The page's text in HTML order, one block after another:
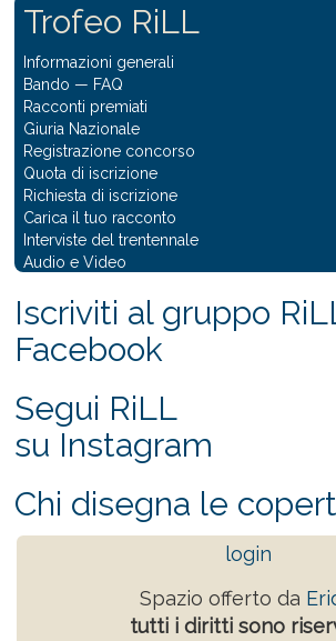
Trofeo RiLL
Informazioni generali
Bando — FAQ
Racconti premiati
Giuria Nazionale
Registrazione concorso
Quota di iscrizione
Richiesta di iscrizione
Carica il tuo racconto
Interviste del trentennale
Audio e Video
Iscriviti al gruppo
Facebook
Segui RiLL
su Instagram
Chi disegna le
login
Spazio offerto da
tutti i diritti sono